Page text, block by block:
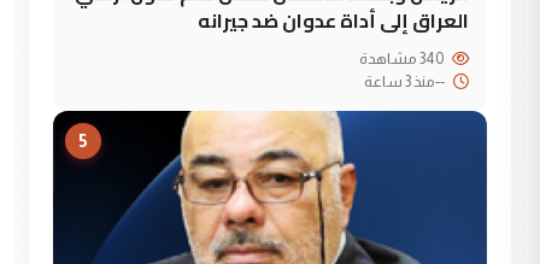
العراق إلى أداة عدوان ضد جيرانه
--منذ 3 ساعة
5